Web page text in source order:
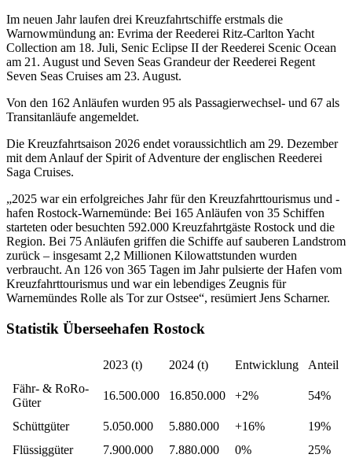
Im neuen Jahr laufen drei Kreuzfahrtschiffe erstmals die
Warnowmündung an: Evrima der Reederei Ritz-Carlton Yacht
Collection am 18. Juli, Senic Eclipse II der Reederei Scenic Ocean
am 21. August und Seven Seas Grandeur der Reederei Regent
Seven Seas Cruises am 23. August.
Von den 162 Anläufen wurden 95 als Passagierwechsel- und 67 als
Transitanläufe angemeldet.
Die Kreuzfahrtsaison 2026 endet voraussichtlich am 29. Dezember
mit dem Anlauf der Spirit of Adventure der englischen Reederei
Saga Cruises.
„2025 war ein erfolgreiches Jahr für den Kreuzfahrttourismus und -
hafen Rostock-Warnemünde: Bei 165 Anläufen von 35 Schiffen
starteten oder besuchten 592.000 Kreuzfahrtgäste Rostock und die
Region. Bei 75 Anläufen griffen die Schiffe auf sauberen Landstrom
zurück – insgesamt 2,2 Millionen Kilowattstunden wurden
verbraucht. An 126 von 365 Tagen im Jahr pulsierte der Hafen vom
Kreuzfahrttourismus und war ein lebendiges Zeugnis für
Warnemündes Rolle als Tor zur Ostsee“, resümiert Jens Scharner.
Statistik Überseehafen Rostock
2023 (t) 2024 (t) Entwicklung
Anteil
Fähr- & RoRo-
Güter
16.500.000 16.850.000 +2% 54%
Schüttgüter 5.050.000 5.880.000 +16%
19%
Flüssiggüter
7.900.000 7.880.000 0%
25%